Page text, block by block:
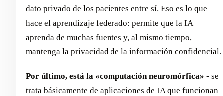
dato privado de los pacientes entre sí. Eso es lo que
hace el aprendizaje federado: permite que la IA
aprenda de muchas fuentes y, al mismo tiempo,
mantenga la privacidad de la información confidencial.
Por último, está la «computación neuromórfica» - se
trata básicamente de aplicaciones de IA que funcionan